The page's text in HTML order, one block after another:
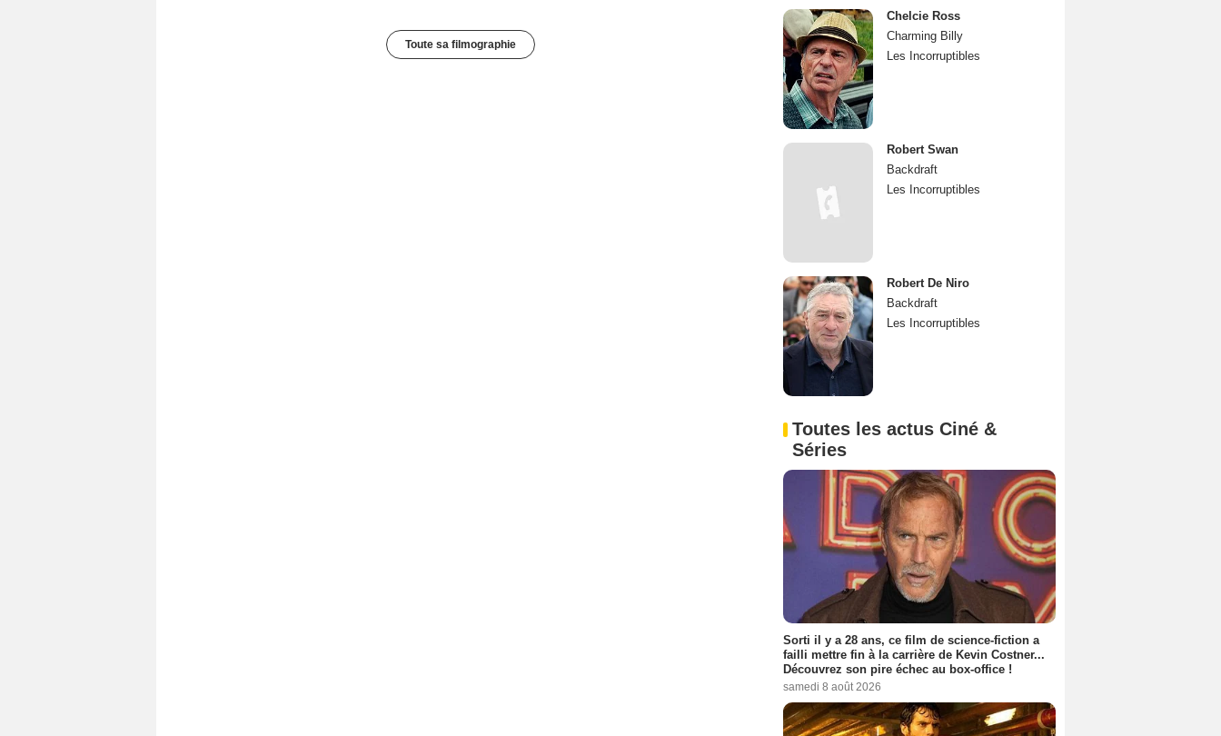
Toute sa filmographie
Chelcie Ross
Charming Billy
Les Incorruptibles
Robert Swan
Backdraft
Les Incorruptibles
Robert De Niro
Backdraft
Les Incorruptibles
Toutes les actus Ciné &
Séries
Sorti il y a 28 ans, ce film de science-fiction a
failli mettre fin à la carrière de Kevin Costner...
Découvrez son pire échec au box-office !
samedi 8 août 2026